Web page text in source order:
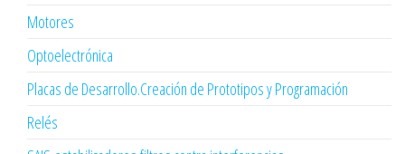
Motores
Optoelectrónica
Placas de Desarrollo.Creación de Prototipos y Programación
Relés